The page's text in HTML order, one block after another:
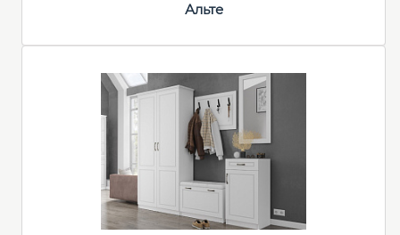
Альте